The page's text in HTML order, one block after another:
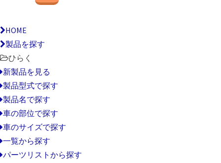
HOME
製品を探す
ひらく
新製品を見る
製品型式で探す
製品名で探す
車の部位で探す
車のサイズで探す
一覧から探す
パーツリストから探す